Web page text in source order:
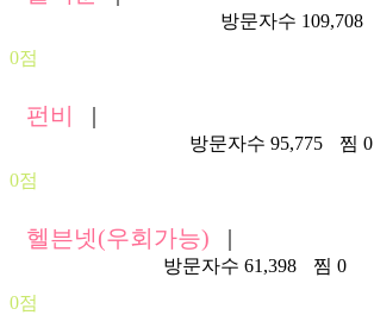
방문자수 109,708
0점
펀비 |
방문자수 95,775
찜 0
0점
헬븐넷(우회가능) |
방문자수 61,398
찜 0
0점